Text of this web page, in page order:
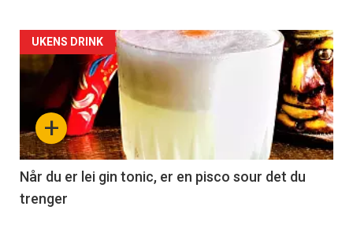
Forsiden
akkurat
nå
-
2
+
UKENS DRINK
Når du er lei gin tonic, er en pisco sour det du
trenger